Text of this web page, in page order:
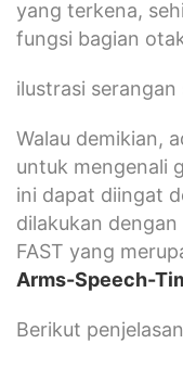
yang terkena,
fungsi bagian
ilustrasi
Walau demikian,
untuk mengenali
ini dapat diingat
dilakukan
FAST yang
Arms-Speech-
Berikut